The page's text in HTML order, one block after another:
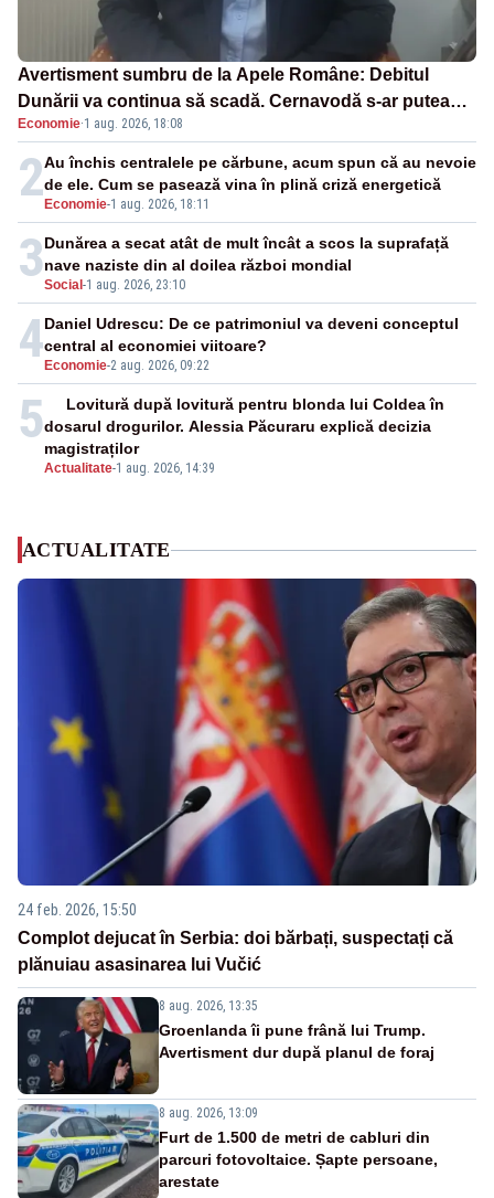
Avertisment sumbru de la Apele Române: Debitul
Dunării va continua să scadă. Cernavodă s-ar putea
închide în 4 zile
Economie·1 aug. 2026, 18:08
2 Economie-1 aug. 2026, 18:11
Au închis centralele pe cărbune, acum spun că au nevoie
de ele. Cum se pasează vina în plină criză energetică
3Social -1 aug. 2026, 23:10
Dunărea a secat atât de mult încât a scos la suprafață
nave naziste din al doilea război mondial
4 Economie-2 aug. 2026, 09:22
Daniel Udrescu: De ce patrimoniul va deveni conceptul
central al economiei viitoare?
5
Actualitate-1 aug. 2026, 14:39
Lovitură după lovitură pentru blonda lui Coldea în
dosarul drogurilor. Alessia Păcuraru explică decizia
magistraților
ACTUALITATE
24 feb. 2026, 15:50
Complot dejucat în Serbia: doi bărbați, suspectați că
plănuiau asasinarea lui Vučić
8 aug. 2026, 13:35
Groenlanda îi pune frână lui Trump.
Avertisment dur după planul de foraj
8 aug. 2026, 13:09
Furt de 1.500 de metri de cabluri din
parcuri fotovoltaice. Șapte persoane,
arestate